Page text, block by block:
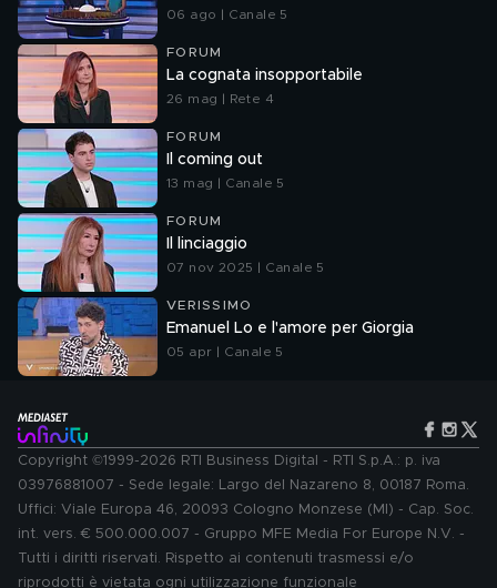
06 ago | Canale 5
FORUM
La cognata insopportabile
26 mag | Rete 4
FORUM
Il coming out
13 mag | Canale 5
FORUM
Il linciaggio
07 nov 2025 | Canale 5
VERISSIMO
Emanuel Lo e l'amore per Giorgia
05 apr | Canale 5
Copyright ©1999-2026 RTI Business Digital - RTI S.p.A.: p. iva
03976881007 - Sede legale: Largo del Nazareno 8, 00187 Roma.
Uffici: Viale Europa 46, 20093 Cologno Monzese (MI) - Cap. Soc.
int. vers. € 500.000.007 - Gruppo MFE Media For Europe N.V. -
Tutti i diritti riservati. Rispetto ai contenuti trasmessi e/o
riprodotti è vietata ogni utilizzazione funzionale